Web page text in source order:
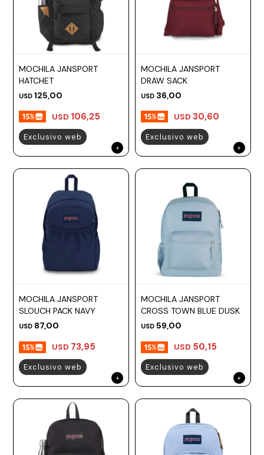
MOCHILA JANSPORT
HATCHET
USD 125,00
USD 106,25
Exclusivo web
MOCHILA JANSPORT
DRAW SACK
USD 36,00
USD 30,60
Exclusivo web
MOCHILA JANSPORT
SLOUCH PACK NAVY
USD 87,00
USD 73,95
Exclusivo web
MOCHILA JANSPORT
CROSS TOWN BLUE DUSK
USD 59,00
USD 50,15
Exclusivo web